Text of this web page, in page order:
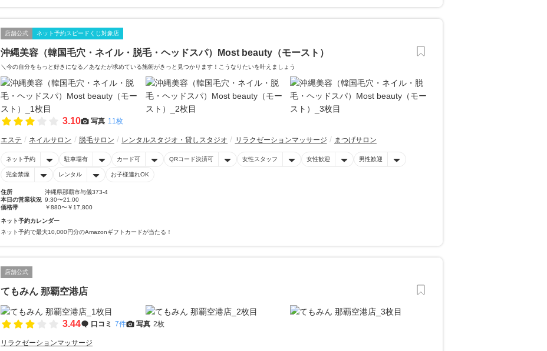
店舗公式 ネット予約スピードくじ対象店
沖縄美容（韓国毛穴・ネイル・脱毛・ヘッドスパ）Most beauty（モースト）
＼今の自分をもっと好きになる／あなたが求めている施術がきっと見つかります！こうなりたいを叶えましょう
3.10 写真 11枚
エステ ネイルサロン 脱毛サロン レンタルスタジオ・貸しスタジオ リラクゼーションマッサージ まつげサロン
ネット予約 駐車場有 カード可 QRコード決済可 女性スタッフ 女性歓迎 男性歓迎
完全禁煙 レンタル お子様連れOK
住所
沖縄県那覇市与儀373-4
本日の営業状況 9:30〜21:00
価格帯
￥880〜￥17,800
ネット予約カレンダー
ネット予約で最大10,000円分のAmazonギフトカードが当たる！
店舗公式
てもみん 那覇空港店
3.44 口コミ 7件 写真 2枚
リラクゼーションマッサージ